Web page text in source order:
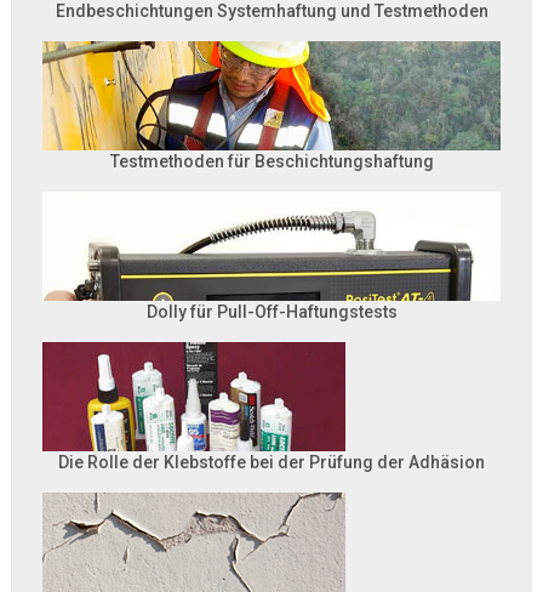
Endbeschichtungen Systemhaftung und Testmethoden
Testmethoden für Beschichtungshaftung
Dolly für Pull-Off-Haftungstests
Die Rolle der Klebstoffe bei der Prüfung der Adhäsion